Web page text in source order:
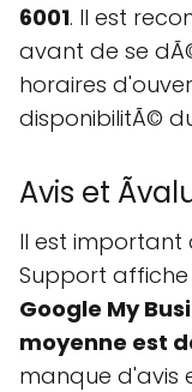
6001. Il est
avant de se
horaires
disponibilitÃ©
Avis et
Il est important
Support
Google My
moyenne est
manque d'avis